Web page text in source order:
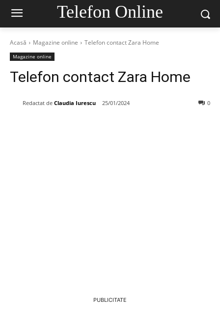
Telefon Online
Acasă Magazine online Telefon contact Zara Home
Magazine online
Telefon contact Zara Home
Redactat de Claudia Iurescu 25/01/2024 0
PUBLICITATE